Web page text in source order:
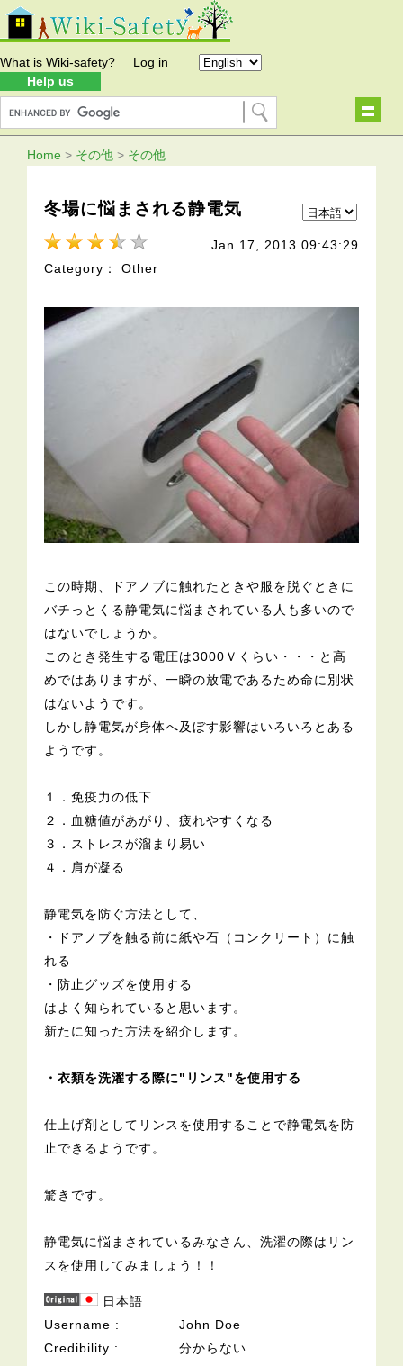
What is Wiki-safety?
Help us
Log in
Home > その他 > その他
冬場に悩まされる静電気
Jan 17, 2013 09:43:29
Category： Other
この時期、ドアノブに触れたときや服を脱ぐときに
バチっとくる静電気に悩まされている人も多いので
はないでしょうか。
このとき発生する電圧は3000Ｖくらい・・・と高
めではありますが、一瞬の放電であるため命に別状
はないようです。
しかし静電気が身体へ及ぼす影響はいろいろとある
ようです。
１．免疫力の低下
２．血糖値があがり、疲れやすくなる
３．ストレスが溜まり易い
４．肩が凝る
静電気を防ぐ方法として、
・ドアノブを触る前に紙や石（コンクリート）に触
れる
・防止グッズを使用する
はよく知られていると思います。
新たに知った方法を紹介します。
・衣類を洗濯する際に"リンス"を使用する
仕上げ剤としてリンスを使用することで静電気を防
止できるようです。
驚きです。
静電気に悩まされているみなさん、洗濯の際はリン
スを使用してみましょう！！
日本語
Username
John Doe
Credibility
分からない